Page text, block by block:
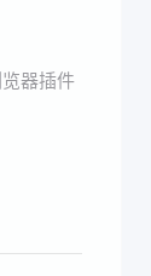
器插件